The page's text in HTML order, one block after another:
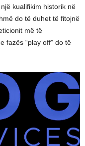
kualifikim historik në
do të duhet të fitojnë
më të
fazës “play off” do të